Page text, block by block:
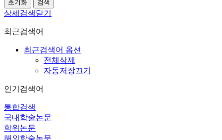
상세검색닫기
최근검색어
최근검색어 옵션
전체삭제
자동저장끄기
인기검색어
통합검색
국내학술논문
학위논문
해외학술논문